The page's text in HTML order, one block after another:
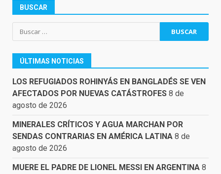
BUSCAR
Buscar:
ÚLTIMAS NOTICIAS
LOS REFUGIADOS ROHINYÁS EN BANGLADÉS SE VEN
AFECTADOS POR NUEVAS CATÁSTROFES 8 de
agosto de 2026
MINERALES CRÍTICOS Y AGUA MARCHAN POR
SENDAS CONTRARIAS EN AMÉRICA LATINA 8 de
agosto de 2026
MUERE EL PADRE DE LIONEL MESSI EN ARGENTINA 8